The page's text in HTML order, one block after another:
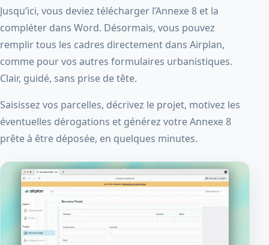
Jusqu’ici, vous deviez télécharger l’Annexe 8 et la
compléter dans Word. Désormais, vous pouvez
remplir tous les cadres directement dans Airplan,
comme pour vos autres formulaires urbanistiques.
Clair, guidé, sans prise de tête.
Saisissez vos parcelles, décrivez le projet, motivez les
éventuelles dérogations et générez votre Annexe 8
prête à être déposée, en quelques minutes.